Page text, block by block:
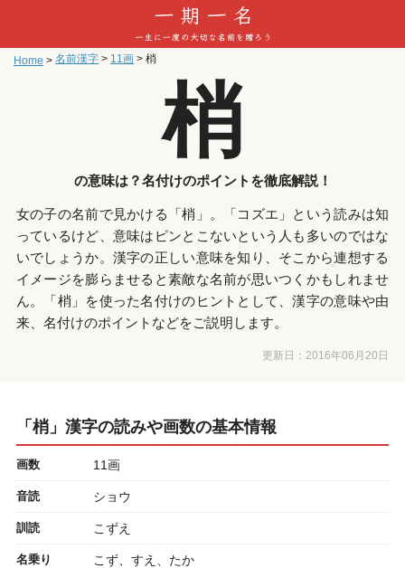
Home > 名前漢字 > 11画 > 梢
梢
の意味は？名付けのポイントを徹底解説！
女の子の名前で見かける「梢」。「コズエ」という読みは知
っているけど、意味はピンとこないという人も多いのではな
いでしょうか。漢字の正しい意味を知り、そこから連想する
イメージを膨らませると素敵な名前が思いつくかもしれませ
ん。「梢」を使った名付けのヒントとして、漢字の意味や由
来、名付けのポイントなどをご説明します。
更新日： 2016年06月20日
「梢」漢字の読みや画数の基本情報
画数 11画
音読 ショウ
訓読 こずえ
名乗り こず、すえ、たか